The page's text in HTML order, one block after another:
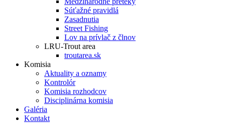
Súťažné pravidlá
Zasadnutia
Street Fishing
Lov na prívlač z člnov
LRU-Trout area
troutarea.sk
Komisia
Aktuality a oznamy
Kontrolór
Komisia rozhodcov
Disciplinárna komisia
Galéria
Kontakt